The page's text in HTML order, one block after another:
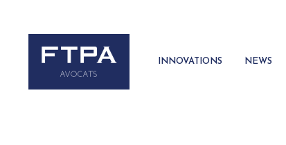
INNOVATIONS NEWS